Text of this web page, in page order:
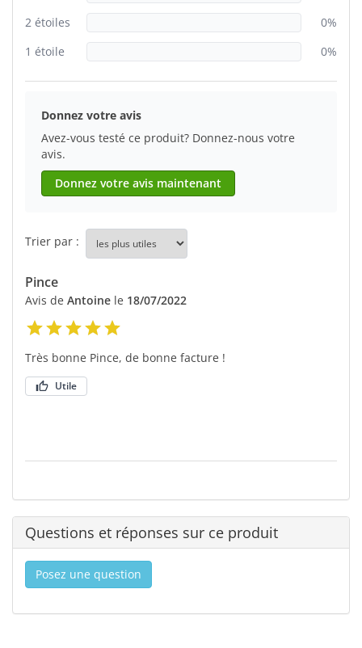
2 étoiles
0%
1 étoile
0%
Donnez votre avis
Avez-vous testé ce produit? Donnez-nous votre
avis.
Donnez votre avis maintenant
Trier par :
Pince
Avis de Antoine le 18/07/2022
Très bonne Pince, de bonne facture !
Utile
Questions et réponses sur ce produit
Posez une question